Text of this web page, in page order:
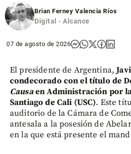
share Brian Ferney Valencia Ríos
Digital - Alcance
07 de agosto de 2026
El presidente de Argentina,
condecorado con el título de
Causaen Administración por
Santiago de Cali (USC). Este
auditorio de la Cámara de
antesala a la posesión de
en la que está presente el